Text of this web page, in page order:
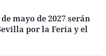
mayo de 2027 serán
por la Feria y el